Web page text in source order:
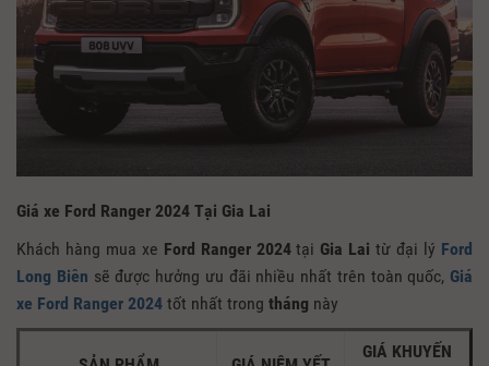
Giá xe Ford Ranger 2024 Tại Gia Lai
Khách hàng mua xe Ford Ranger 2024tại Gia Lai từ đại lý Ford
Long Biên sẽ được hưởng ưu đãi nhiều nhất trên toàn quốc, Giá
xe Ford Ranger 2024 tốt nhất trong tháng này
GIÁ KHUYẾN